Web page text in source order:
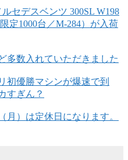
セデスベンツ 300SL W198
定1000台／M-284）が入荷
数入れていただきました
優勝マシンが爆速で到
すぎん？
）は定休日になります。